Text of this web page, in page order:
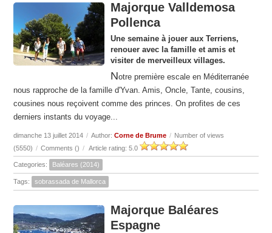
Majorque Valldemosa
Pollenca
Une semaine à jouer aux Terriens,
renouer avec la famille et amis et
visiter de merveilleux villages.
Notre première escale en Méditerranée
nous rapproche de la famille d'Yvan. Amis, Oncle, Tante, cousins,
cousines nous reçoivent comme des princes. On profites de ces
derniers instants du voyage...
dimanche 13 juillet 2014 / Author:Corne de Brume / Number of views
(5550) / Comments () / Article rating: 5.0
Categories: Baléares (2014)
Tags: sobrassada de Mallorca
Majorque Baléares
Espagne